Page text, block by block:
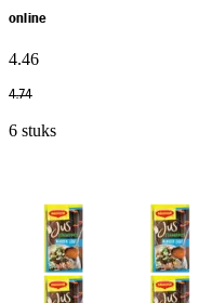
online
4.46
4.74
6 stuks